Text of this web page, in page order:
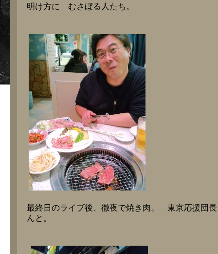
明け方に むさぼる人たち。
最終日のライブ後、徹夜で焼き肉。 東京応援団
んと。